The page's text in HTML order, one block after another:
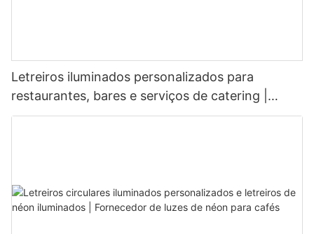
Letreiros iluminados personalizados para
restaurantes, bares e serviços de catering |
Fabricante de letreiros de LED